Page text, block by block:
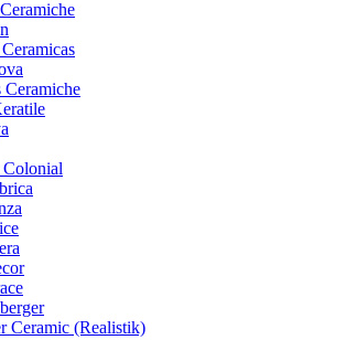
Ceramic (Realistik)